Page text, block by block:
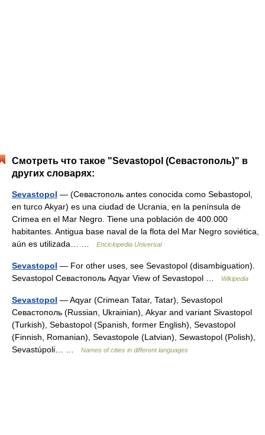
Смотреть что такое "Sevastopol (Севастополь)" в
других словарях:
Sevastopol — (Севастополь antes conocida como Sebastopol,
en turco Akyar) es una ciudad de Ucrania, en la península de
Crimea en el Mar Negro. Tiene una población de 400.000
habitantes. Antigua base naval de la flota del Mar Negro soviética,
aún es utilizada… …
Enciclopedia Universal
Sevastopol — For other uses, see Sevastopol (disambiguation).
Sevastopol Севастополь Aqyar View of Sevastopol …
Wikipedia
Sevastopol — Aqyar (Crimean Tatar, Tatar), Sevastopol
Севастополь (Russian, Ukrainian), Akyar and variant Sivastopol
(Turkish), Sebastopol (Spanish, former English), Sevastopol
(Finnish, Romanian), Sevastopole (Latvian), Sewastopol (Polish),
Sevastúpoli… …
Names of cities in different languages